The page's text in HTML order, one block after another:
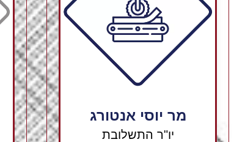
מר יוסי אנטורג
יו"ר התשלובת